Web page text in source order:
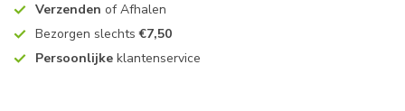
Verzenden of Afhalen
Bezorgen slechts€7,50
Persoonlijke klantenservice